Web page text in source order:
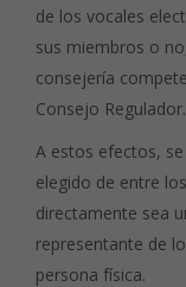
de los vocales
sus miembros o
consejería
Consejo Regulador.
A estos efectos,
elegido de entre
directamente sea
representante de
persona física.